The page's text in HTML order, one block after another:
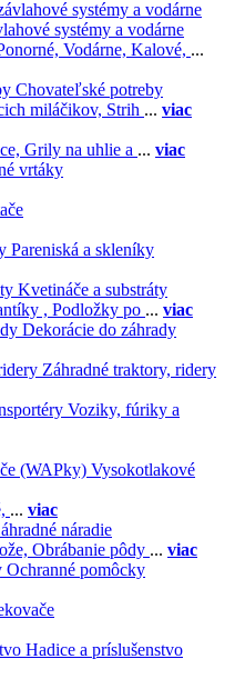
systémy a vodárne
Vodárne, Kalové, ...
Chovateľské potreby
miláčikov, Strih ... viac
Grily na uhlie a ... viac
vrtáky
Pareniská a skleníky
Kvetináče a substráty
, Podložky po ... viac
Dekorácie do záhrady
Záhradné traktory, ridery
Voziky, fúriky a
Vysokotlakové
... viac
náradie
Obrábanie pôdy ... viac
Ochranné pomôcky
Hadice a príslušenstvo